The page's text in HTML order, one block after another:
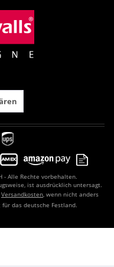
- Alle Rechte vorbehalten.
ist ausdrücklich untersagt.
Versandkosten, wenn nicht anders
das deutsche Festland.